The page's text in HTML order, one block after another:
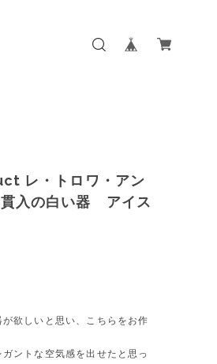
レ・トロワ・アン
入の白い器 アイス
欲しいと思い、こちらをお作
ントな空気感を出せたと思っ